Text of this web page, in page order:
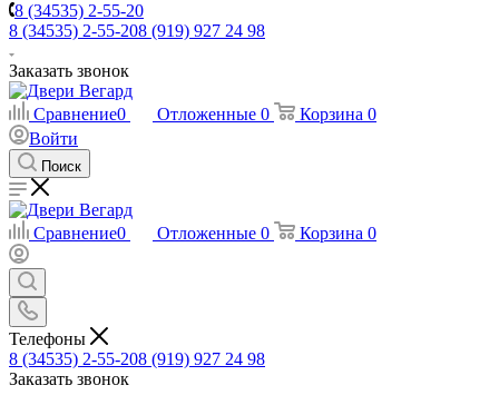
8 (34535) 2-55-20
8 (34535) 2-55-208 (919) 927 24 98
Заказать звонок
Сравнение0 Отложенные 0 Корзина 0
Войти
Поиск
Сравнение0 Отложенные 0 Корзина 0
Телефоны
8 (34535) 2-55-208 (919) 927 24 98
Заказать звонок